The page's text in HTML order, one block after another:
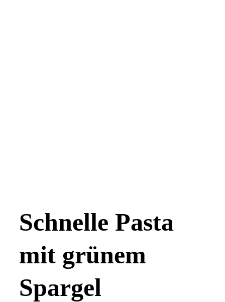
Schnelle Pasta
mit grünem
Spargel